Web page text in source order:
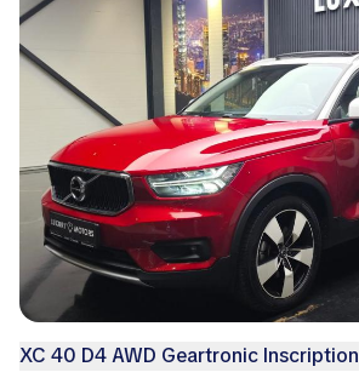
XC 40 D4 AWD Geartronic Inscription